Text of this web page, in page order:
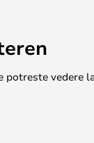
potreste vedere